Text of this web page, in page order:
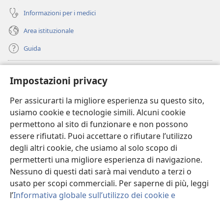
Impostazioni privacy
Per assicurarti la migliore esperienza su questo sito,
usiamo cookie e tecnologie simili. Alcuni cookie
permettono al sito di funzionare e non possono
essere rifiutati. Puoi accettare o rifiutare l’utilizzo
degli altri cookie, che usiamo al solo scopo di
permetterti una migliore esperienza di navigazione.
Nessuno di questi dati sarà mai venduto a terzi o
usato per scopi commerciali. Per saperne di più, leggi
l’Informativa globale sull’utilizzo dei cookie e
Informazioni per i medici
Area istituzionale
Guida
(apre
una
nuova
finestra)
BIBLIOTECA ONLINE Watchtower
(apre
una
nuova
finestra)
JW Hub
(apre
una
nuova
finestra)
JW Library
Watchtower Library®